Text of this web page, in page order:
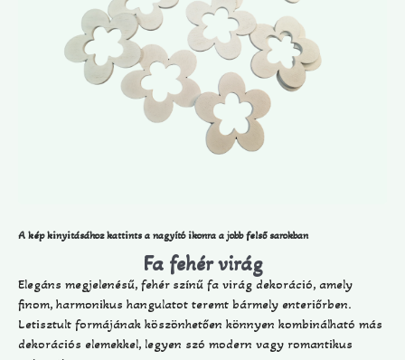
A kép kinyitásához kattints a nagyító ikonra a jobb felső sarokban
Fa fehér virág
Elegáns megjelenésű, fehér színű fa virág dekoráció, amely
finom, harmonikus hangulatot teremt bármely enteriőrben.
Letisztult formájának köszönhetően könnyen kombinálható más
dekorációs elemekkel, legyen szó modern vagy romantikus